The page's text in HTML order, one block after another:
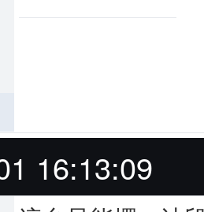
16:13:09